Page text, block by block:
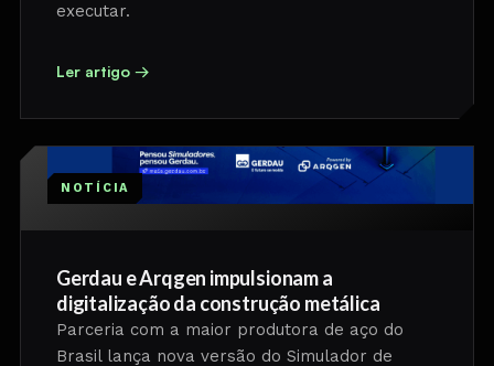
executar.
Ler artigo →
NOTÍCIA
Gerdau e Arqgen impulsionam a
digitalização da construção metálica
Parceria com a maior produtora de aço do
Brasil lança nova versão do Simulador de